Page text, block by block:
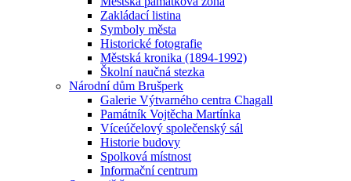
Zakládací listina
Symboly města
Historické fotografie
Městská kronika (1894-1992)
Školní naučná stezka
Národní dům Brušperk
Galerie Výtvarného centra Chagall
Památník Vojtěcha Martínka
Víceúčelový společenský sál
Historie budovy
Spolková místnost
Informační centrum